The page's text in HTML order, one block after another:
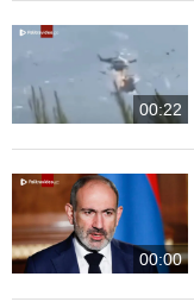
00:22
00:00